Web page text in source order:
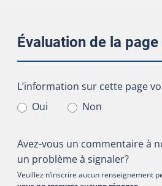
Évaluation de la
L’information sur cette page
L’information sur cette page
Oui
Non
Avez-vous un commentaire à
un problème à signaler?
Veuillez n’inscrire aucun renseignement